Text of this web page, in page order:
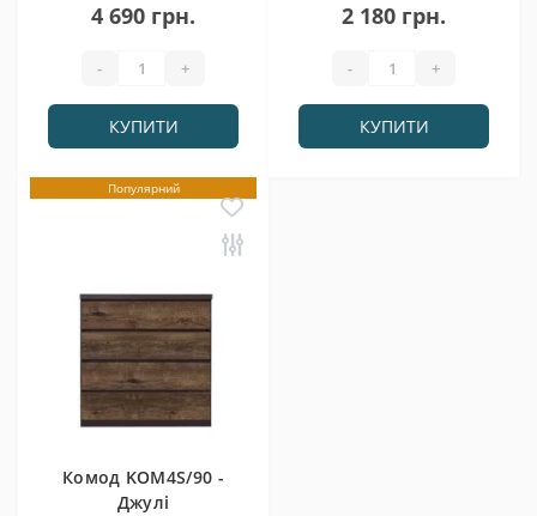
4 690 грн.
- +
КУПИТИ
2 180 грн.
- +
КУПИТИ
Популярний
Комод KOM4S/90 -
Джулі